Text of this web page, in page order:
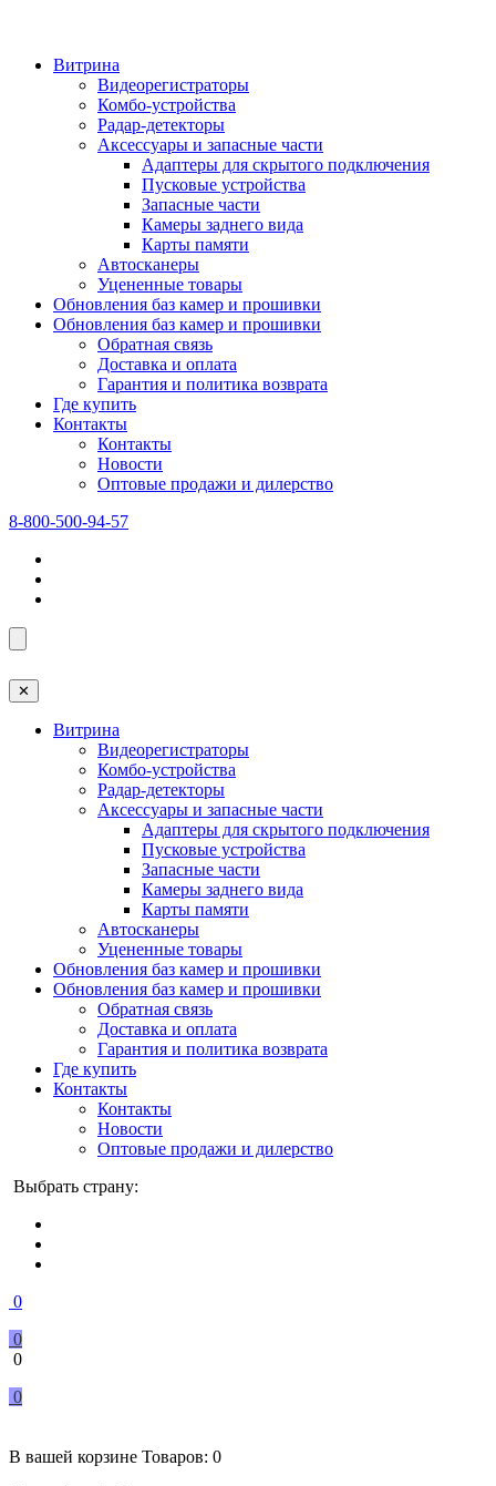
Витрина
Видеорегистраторы
Комбо-устройства
Радар-детекторы
Аксессуары и запасные части
Адаптеры для скрытого подключения
Пусковые устройства
Запасные части
Камеры заднего вида
Карты памяти
Автосканеры
Уцененные товары
Обновления баз камер и прошивки
Обновления баз камер и прошивки
Обратная связь
Доставка и оплата
Гарантия и политика возврата
Где купить
Контакты
Контакты
Новости
Оптовые продажи и дилерство
8-800-500-94-57
✕
Витрина
Видеорегистраторы
Комбо-устройства
Радар-детекторы
Аксессуары и запасные части
Адаптеры для скрытого подключения
Пусковые устройства
Запасные части
Камеры заднего вида
Карты памяти
Автосканеры
Уцененные товары
Обновления баз камер и прошивки
Обновления баз камер и прошивки
Обратная связь
Доставка и оплата
Гарантия и политика возврата
Где купить
Контакты
Контакты
Новости
Оптовые продажи и дилерство
Выбрать страну:
0
0
0
0
В вашей корзине Товаров: 0